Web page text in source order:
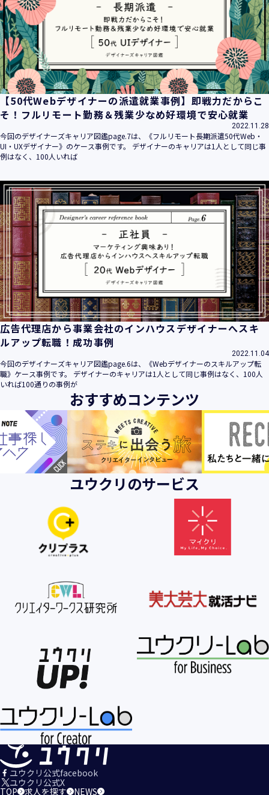
平成16年 2月 1日
平成21年 3月23日 改訂
平成23年 4月 1日 改訂
平成26年 9月10日 改訂
平成27年 6月24日 改訂
平成28年11月 1日 改訂
平成30年 7月 1日 改訂
令和6年 5月 1日 改訂
令和7年 2月17日 改訂
株式会社ユウクリ（以下「当社」といいます。）が取得する
個人情報とは、個人の識別に係る以下の情報をいいます。
カード情報、ログインID、パスワード、ニックネーム、IPア
ドレス等において、特定の個人を識別できる情報
（他の情報と照合することができ、それにより特定の個人を
識別することができることとなるものを含みます。）
・当社の運営・提供するサービス（以下総称して「当社サー
ビス」といいます。）において、お客様が、当社でご利用に
なったサービスの内容、ご利用日時、ご利用回数などのご利
用内容及びご利用履歴に関する情報
【個人情報の取得・収集について】
当社は、以下の方法により、個人情報を取得させていただき
ます。
当社サービスにおいて、自ら入力された個人情報を、当社は
取得・収集させていただきます。
・電子メール、郵便、書面、電話等の手段により取得・収集
させていただく方法
当社に対し、電子メール、郵便、書面、電話等の手段によっ
て、ご提供いただいた個人情報を、当社は取得・収集させて
いただきます。
・当社等へアクセスされた際に情報を収集させていただく方
す。これらの情報には、利用されるURL、ブラウザや携帯電
話の種類、IPアドレスなどの情報を含みます。
【個人情報の利用目的の公表】
当社は、個人情報を次の利用目的の範囲内で利用すること
第１項及びJISQ15001:2017の附属書A.3.4.2.4に基づき公表し
＜個人情報の利用目的＞
１．当社のサービスを提供するため
２．当社のサービスを安心・安全にご利用いただける環境整
備のため
３．当社のサービスの運営・管理のため
４．当社のサービスに関するご案内、お問い合せ等への対応
５．当社、その他当社のサービスについての調査・データ集
積、改善、研究開発のため
６．当社がおすすめする商品・サービスなどのご案内を送
信・送付するため
７．当社とお客様の間での必要な連絡を行うため
８．当社のサービスに関する当社の規約、ポリシー等（以下
「規約等」といいます。）に違反する行為に対する対応のた
【50代Webデザイナーの派遣就業事例】即戦力だからこ
そ！フルリモート勤務＆残業少なめ好環境で安心就業
2022.11.28
今回のデザイナーズキャリア図鑑page.7は、《フルリモート長期派遣50代Web・
UI・UXデザイナー》のケース事例です。 デザイナーのキャリアは1人として同じ事
例はなく、100人いれば
広告代理店から事業会社のインハウスデザイナーへスキ
ルアップ転職！成功事例
2022.11.04
今回のデザイナーズキャリア図鑑page.6は、《Webデザイナーのスキルアップ転
職》ケース事例です。 デザイナーのキャリアは1人として同じ事例はなく、100人
いれば100通りの事例が
おすすめコンテンツ
ユウクリのサービス
ユウクリ公式facebook
ユウクリ公式X
TOP 求人を探す NEWS